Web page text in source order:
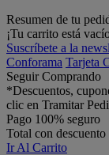
Resumen de tu
¡Tu carrito está
Suscríbete a la
Conforama Tarjeta
Seguir Comprando
*Descuentos,
clic en Tramitar
Pago 100% seguro
Total con descuento
Ir Al Carrito